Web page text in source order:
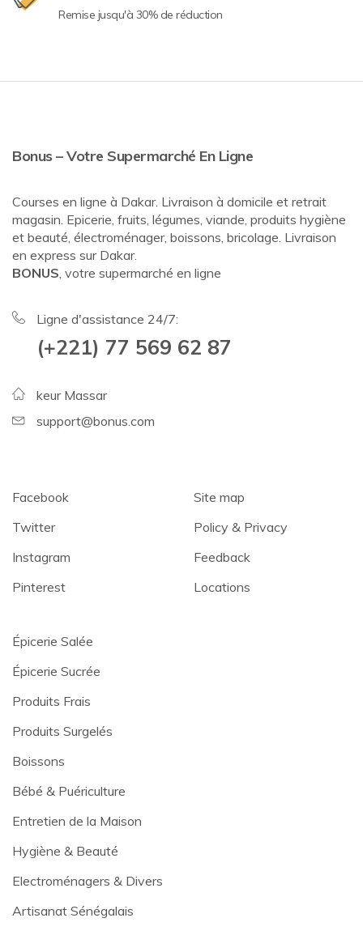
Remise jusqu'à 30% de réduction
Bonus – Votre Supermarché En Ligne
Courses en ligne à Dakar. Livraison à domicile et retrait
magasin. Epicerie, fruits, légumes, viande, produits hygiène
et beauté, électroménager, boissons, bricolage. Livraison
en express sur Dakar.
BONUS , votre supermarché en ligne
Ligne d'assistance 24/7:
(+221) 77 569 62 87
keur Massar
support@bonus.com
Facebook
Twitter
Instagram
Pinterest
Site map
Policy & Privacy
Feedback
Locations
Épicerie Salée
Épicerie Sucrée
Produits Frais
Produits Surgelés
Boissons
Bébé & Puériculture
Entretien de la Maison
Hygiène & Beauté
Electroménagers & Divers
Artisanat Sénégalais